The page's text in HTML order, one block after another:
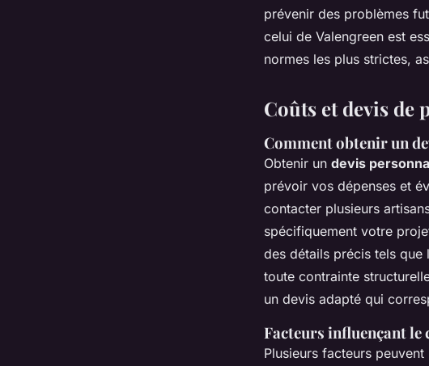
prévenir des problèmes
celui de Valengreen est
normes les plus strictes,
Coûts et devis de
Comment obtenir un
Obtenir un devis
prévoir vos dépenses et
contacter plusieurs
spécifiquement votre
des détails précis tels
toute contrainte
un devis adapté qui
Facteurs influençant le
Plusieurs facteurs